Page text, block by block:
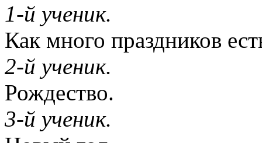
1-й ученик.
Как много праздников
2-й ученик.
Рождество.
3-й ученик.